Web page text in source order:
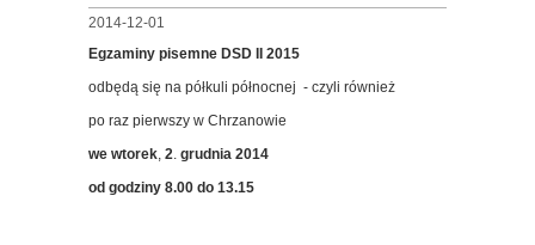
2014-12-01
Egzaminy pisemne DSD II 2015
odbędą się na półkuli północnej - czyli również
po raz pierwszy w Chrzanowie
we wtorek, 2. grudnia 2014
od godziny 8.00 do 13.15